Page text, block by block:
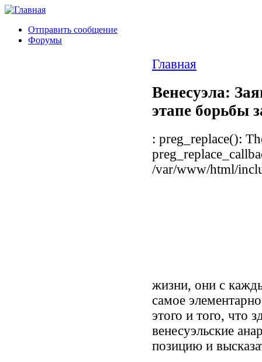
Отправить сообщение
Форумы
Главная
Венесуэла:
этапе борьбы
: preg_replace():
/var/www/html/
жизни, они с
самое
этого и того, что
венесуэльские
позицию и